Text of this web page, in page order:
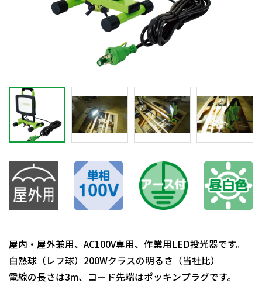
屋内・屋外兼用、AC100V専用、作業用LED投光器です。
白熱球（レフ球）200Wクラスの明るさ（当社比）
電線の長さは3m、コード先端はポッキンプラグです。